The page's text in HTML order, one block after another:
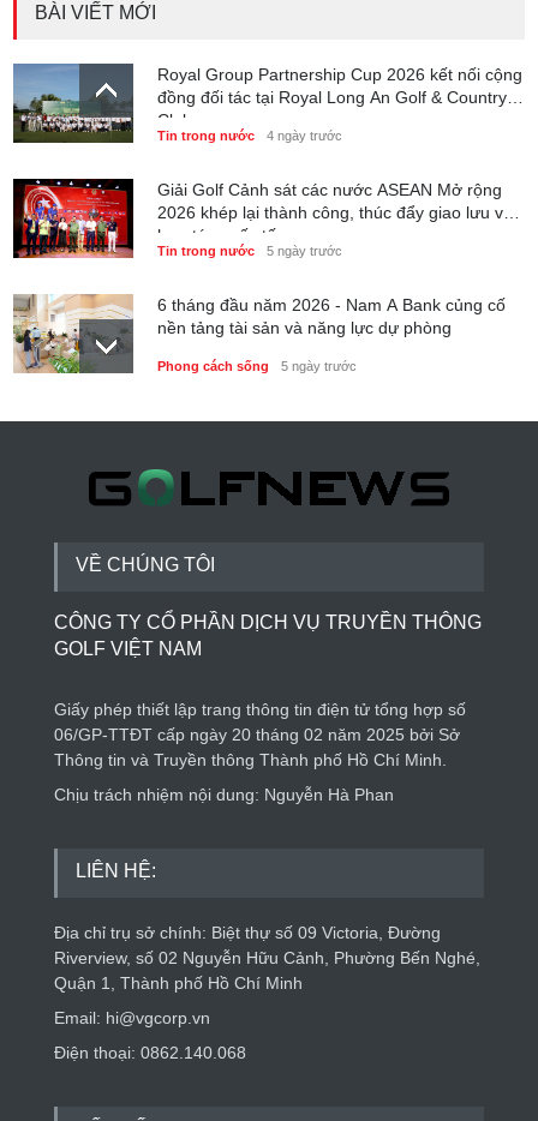
BÀI VIẾT MỚI
Royal Group Partnership Cup 2026 kết nối cộng
đồng đối tác tại Royal Long An Golf & Country
Club
Tin trong nước 4 ngày trước
Giải Golf Cảnh sát các nước ASEAN Mở rộng
2026 khép lại thành công, thúc đẩy giao lưu và
hợp tác quốc tế
Tin trong nước 5 ngày trước
6 tháng đầu năm 2026 - Nam A Bank củng cố
nền tảng tài sản và năng lực dự phòng
Phong cách sống 5 ngày trước
Thành lập Trung tâm Giải mã lượng tử Quang
Phong cách sống 5 ngày trước
VỀ CHÚNG TÔI
CÔNG TY CỔ PHẦN DỊCH VỤ TRUYỀN THÔNG
GOLF VIỆT NAM
Giấy phép thiết lập trang thông tin điện tử tổng hợp số
06/GP-TTĐT cấp ngày 20 tháng 02 năm 2025 bởi Sở
Thông tin và Truyền thông Thành phố Hồ Chí Minh.
Chịu trách nhiệm nội dung: Nguyễn Hà Phan
LIÊN HỆ:
Địa chỉ trụ sở chính: Biệt thự số 09 Victoria, Đường
Riverview, số 02 Nguyễn Hữu Cảnh, Phường Bến Nghé,
Quận 1, Thành phố Hồ Chí Minh
Email: hi@vgcorp.vn
Điện thoại: 0862.140.068